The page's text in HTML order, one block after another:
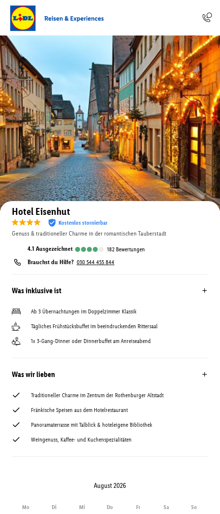
Auf der Karte anzeigen
Hotel Eisenhut
Kostenlos stornierbar
Genuss & traditioneller Charme in der romantischen Tauberstadt
4.1 ausgezeichnet 182 Bewertungen
Brauchst du Hilfe? 030 544 455 844
Was inklusive ist
Ab 3 Übernachtungen im Doppelzimmer Klassik
Tägliches Frühstücksbuffet im beeindruckenden Rittersaal
1x 3-Gang-Dinner oder Dinnerbuffet am Anreiseabend
Was wir lieben
Traditioneller Charme im Zentrum der Rothenburger Altstadt
Fränkische Speisen aus dem Hotelrestaurant
Panoramaterrasse mit Talblick & hoteleigene Bibliothek
Weingenuss, Kaffee- und Kuchenspezialitäten
August 2026
Mo Di Mi Do Fr Sa So